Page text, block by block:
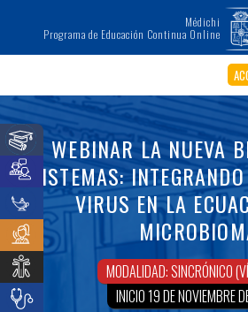
Médichi
Programa de Educación Continua Online
WEBINAR LA NUEVA
SISTEMAS:
VIRUS EN LA
MODALIDAD: SINCRÓNICO
INICIO 19 DE NOVIEMBRE